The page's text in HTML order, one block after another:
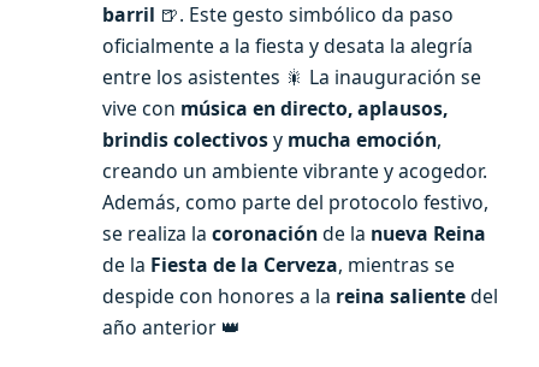
barril 🍺. Este gesto simbólico da paso
oficialmente a la fiesta y desata la alegría
entre los asistentes 🎇 La inauguración se
vive con música en directo, aplausos,
brindis colectivosy mucha emoción,
creando un ambiente vibrante y acogedor.
Además, como parte del protocolo festivo,
se realiza la coronaciónde la nueva Reina
de la Fiesta de la Cerveza, mientras se
despide con honores a la reina salientedel
año anterior 👑